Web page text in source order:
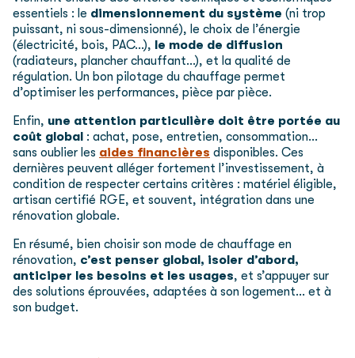
essentiels : le dimensionnement du système (ni trop
puissant, ni sous-dimensionné), le choix de l’énergie
(électricité, bois, PAC…), le mode de diffusion
(radiateurs, plancher chauffant…), et la qualité de
régulation. Un bon pilotage du chauffage permet
d’optimiser les performances, pièce par pièce.
Enfin, une attention particulière doit être portée au
coût global : achat, pose, entretien, consommation…
sans oublier les aides financières disponibles. Ces
dernières peuvent alléger fortement l’investissement, à
condition de respecter certains critères : matériel éligible,
artisan certifié RGE, et souvent, intégration dans une
rénovation globale.
En résumé, bien choisir son mode de chauffage en
rénovation, c’est penser global, isoler d’abord,
anticiper les besoins et les usages, et s’appuyer sur
des solutions éprouvées, adaptées à son logement… et à
son budget.